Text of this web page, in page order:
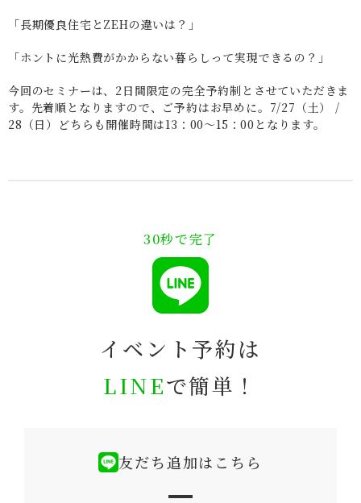
「長期優良住宅とZEHの違いは？」
「ホントに光熱費がかからない暮らしって実現できるの？」
今回のセミナーは、2日間限定の完全予約制とさせていただきま
す。先着順となりますので、ご予約はお早めに。7/27（土） /
28（日）どちらも開催時間は13：00～15：00となります。
30秒で完了
イベント予約は
LINEで簡単！
友だち追加はこちら